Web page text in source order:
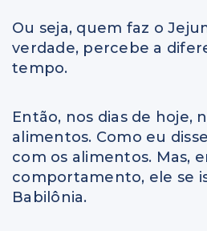
Ou seja, quem faz o
verdade, percebe a
tempo.
Então, nos dias de hoje,
alimentos. Como eu
com os alimentos. Mas,
comportamento, ele se
Babilônia.